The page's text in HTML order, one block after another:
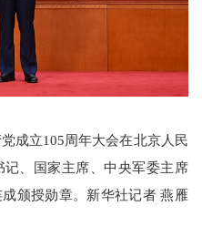
成立105周年大会在北京人民
、国家主席、中央军委主席
颁授勋章。新华社记者 燕雁